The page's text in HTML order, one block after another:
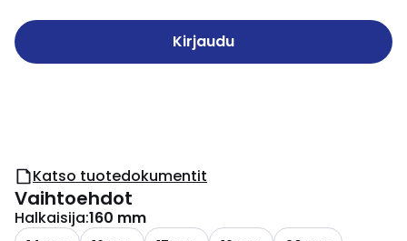
Kirjaudu
Katso tuotedokumentit
Vaihtoehdot
Halkaisija:160 mm